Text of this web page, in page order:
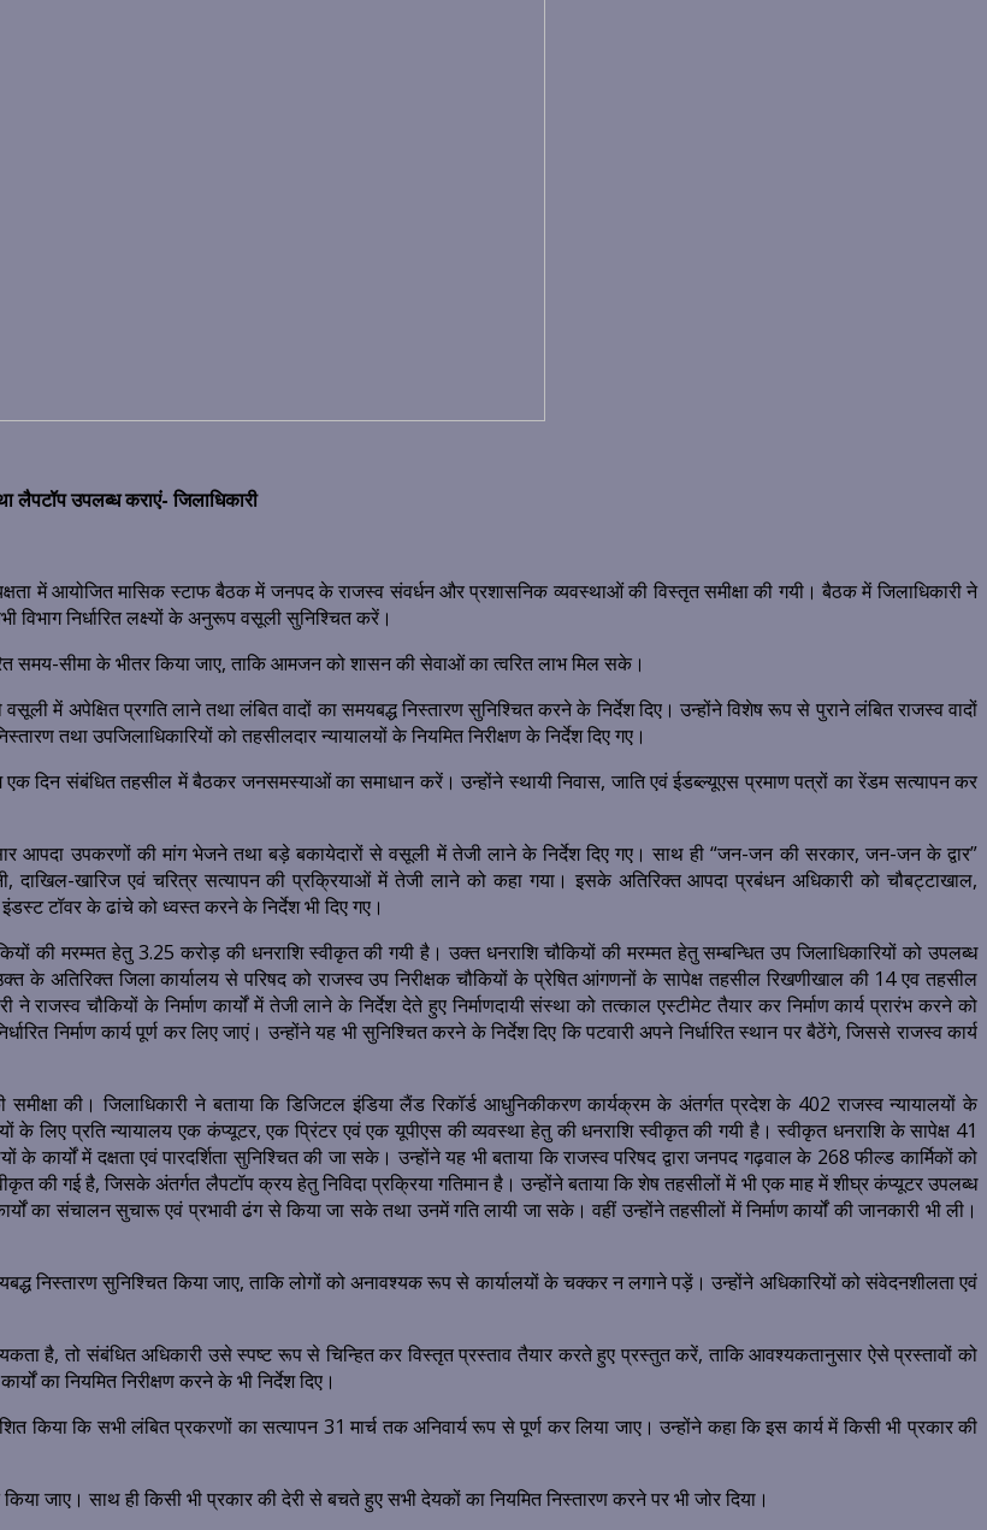
लैपटॉप उपलब्ध कराएं- जिलाधिकारी
में आयोजित मासिक स्टाफ बैठक में जनपद के राजस्व संवर्धन और प्रशासनिक व्यवस्थाओं की विस्तृत समीक्षा की गयी। बैठक में जिलाधिकारी ने
विभाग निर्धारित लक्ष्यों के अनुरूप वसूली सुनिश्चित करें।
समय-सीमा के भीतर किया जाए, ताकि आमजन को शासन की सेवाओं का त्वरित लाभ मिल सके।
में अपेक्षित प्रगति लाने तथा लंबित वादों का समयबद्ध निस्तारण सुनिश्चित करने के निर्देश दिए। उन्होंने विशेष रूप से पुराने लंबित राजस्व वादों
तथा उपजिलाधिकारियों को तहसीलदार न्यायालयों के नियमित निरीक्षण के निर्देश दिए गए।
एक दिन संबंधित तहसील में बैठकर जनसमस्याओं का समाधान करें। उन्होंने स्थायी निवास, जाति एवं ईडब्ल्यूएस प्रमाण पत्रों का रेंडम सत्यापन कर
आपदा उपकरणों की मांग भेजने तथा बड़े बकायेदारों से वसूली में तेजी लाने के निर्देश दिए गए। साथ ही “जन-जन की सरकार, जन-जन के द्वार”
दाखिल-खारिज एवं चरित्र सत्यापन की प्रक्रियाओं में तेजी लाने को कहा गया। इसके अतिरिक्त आपदा प्रबंधन अधिकारी को चौबट्टाखाल,
टॉवर के ढांचे को ध्वस्त करने के निर्देश भी दिए गए।
की मरम्मत हेतु 3.25 करोड़ की धनराशि स्वीकृत की गयी है। उक्त धनराशि चौकियों की मरम्मत हेतु सम्बन्धित उप जिलाधिकारियों को उपलब्ध
के अतिरिक्त जिला कार्यालय से परिषद को राजस्व उप निरीक्षक चौकियों के प्रेषित आंगणनों के सापेक्ष तहसील रिखणीखाल की 14 एव तहसील
चौकियों के निर्माण कार्यों में तेजी लाने के निर्देश देते हुए निर्माणदायी संस्था को तत्काल एस्टीमेट तैयार कर निर्माण कार्य प्रारंभ करने को
निर्माण कार्य पूर्ण कर लिए जाएं। उन्होंने यह भी सुनिश्चित करने के निर्देश दिए कि पटवारी अपने निर्धारित स्थान पर बैठेंगे, जिससे राजस्व कार्य
की। जिलाधिकारी ने बताया कि डिजिटल इंडिया लैंड रिकॉर्ड आधुनिकीकरण कार्यक्रम के अंतर्गत प्रदेश के 402 राजस्व न्यायालयों के
के लिए प्रति न्यायालय एक कंप्यूटर, एक प्रिंटर एवं एक यूपीएस की व्यवस्था हेतु की धनराशि स्वीकृत की गयी है। स्वीकृत धनराशि के सापेक्ष 41
में दक्षता एवं पारदर्शिता सुनिश्चित की जा सके। उन्होंने यह भी बताया कि राजस्व परिषद द्वारा जनपद गढ़वाल के 268 फील्ड कार्मिकों को
की गई है, जिसके अंतर्गत लैपटॉप क्रय हेतु निविदा प्रक्रिया गतिमान है। उन्होंने बताया कि शेष तहसीलों में भी एक माह में शीघ्र कंप्यूटर उपलब्ध
का संचालन सुचारू एवं प्रभावी ढंग से किया जा सके तथा उनमें गति लायी जा सके। वहीं उन्होंने तहसीलों में निर्माण कार्यों की जानकारी भी ली।
निस्तारण सुनिश्चित किया जाए, ताकि लोगों को अनावश्यक रूप से कार्यालयों के चक्कर न लगाने पड़ें। उन्होंने अधिकारियों को संवेदनशीलता एवं
है, तो संबंधित अधिकारी उसे स्पष्ट रूप से चिन्हित कर विस्तृत प्रस्ताव तैयार करते हुए प्रस्तुत करें, ताकि आवश्यकतानुसार ऐसे प्रस्तावों को
का नियमित निरीक्षण करने के भी निर्देश दिए।
किया कि सभी लंबित प्रकरणों का सत्यापन 31 मार्च तक अनिवार्य रूप से पूर्ण कर लिया जाए। उन्होंने कहा कि इस कार्य में किसी भी प्रकार की
जाए। साथ ही किसी भी प्रकार की देरी से बचते हुए सभी देयकों का नियमित निस्तारण करने पर भी जोर दिया।